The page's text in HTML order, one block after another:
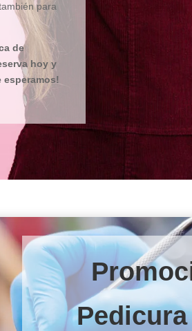
para
de
hoy y
esperamos!